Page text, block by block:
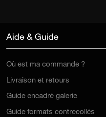
Aide & Guide
Où est ma commande ?
Livraison et retours
Guide encadré galerie
Guide formats contrecollés